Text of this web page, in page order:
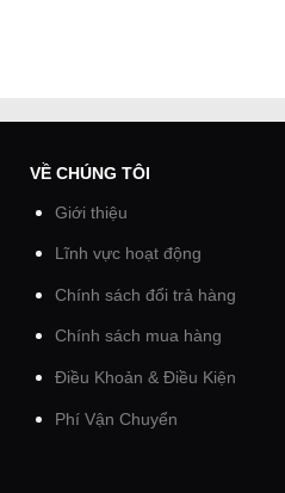
VỀ CHÚNG TÔI
Giới thiệu
Lĩnh vực hoạt động
Chính sách đổi trả hàng
Chính sách mua hàng
Điều Khoản & Điều Kiện
Phí Vận Chuyển